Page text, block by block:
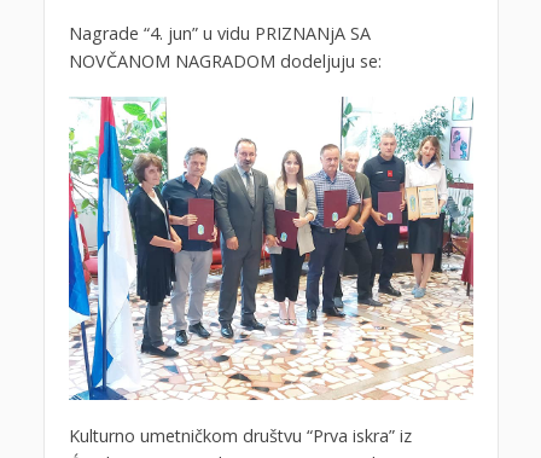
Nagrade “4. jun” u vidu PRIZNANjA SA
NOVČANOM NAGRADOM dodeljuju se:
Kulturno umetničkom društvu “Prva iskra” iz